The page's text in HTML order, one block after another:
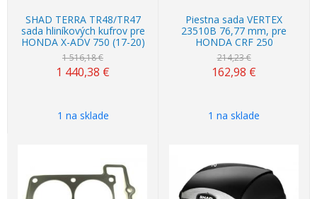
SHAD TERRA TR48/TR47
sada hliníkových kufrov pre
HONDA X-ADV 750 (17-20)
1 516,18 €
1 440,38 €
1 na sklade
Piestna sada VERTEX
23510B 76,77 mm, pre
HONDA CRF 250
214,23 €
162,98 €
1 na sklade
-7%